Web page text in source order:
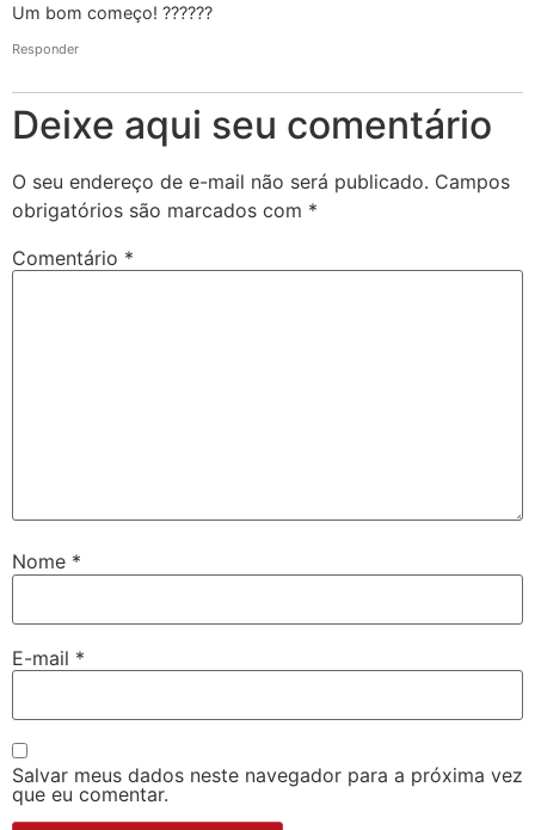
Um bom começo! ??????
Responder
Deixe aqui seu comentário
O seu endereço de e-mail não será publicado. Campos
obrigatórios são marcados com *
Comentário *
Nome *
E-mail *
Salvar meus dados neste navegador para a próxima vez
que eu comentar.